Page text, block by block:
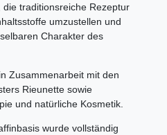
traditionsreiche Rezeptur
umzustellen und
Charakter des
Zusammenarbeit mit den
Rieunette sowie
und natürliche Kosmetik.
wurde vollständig